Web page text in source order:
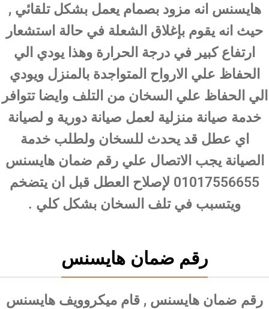
هايسنس انه مزود بصمام يعمل بشكل تلقائي ,
حيث انه يقوم بإغلاق الشعلة في حالة استشعار
ارتفاع كبير في درجة الحرارة وهذا يودي الي
الحفاظ علي الارواح المتواجدة بالمنزل ويودي
الي الحفاظ علي السخان من التلف وايضا تتوافر
خدمة صيانة منزلية لعمل صيانة دورية و لصيانة
اي عطل قد يحدث للسخان ولطلب خدمة
الصيانة يجب الاتصال علي رقم ضمان هايسنس
01017556655 لإصلاح العطل قبل ان يتضخم
ويتسبب في تلف السخان بشكل كلي .
رقم ضمان هايسنس
رقم ضمان هايسنس , قام ميكروويف هايسنس